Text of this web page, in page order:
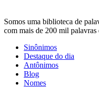
Somos uma biblioteca de
com mais de 200 mil palavras
Sinônimos
Destaque do dia
Antônimos
Blog
Nomes